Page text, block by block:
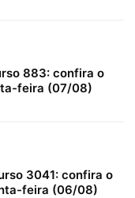
883: confira o
feira (07/08)
3041: confira o
feira (06/08)